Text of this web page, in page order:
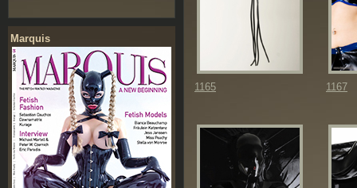
Marquis
1165 1167